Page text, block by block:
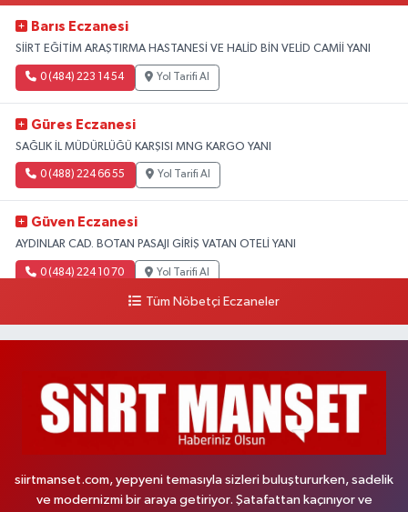
Barıs Eczanesi
SİİRT EĞİTİM ARAŞTIRMA HASTANESİ VE HALİD BİN VELİD CAMİİ YANI
0 (484) 223 14 54 Yol Tarifi Al
Güres Eczanesi
SAĞLIK İL MÜDÜRLÜĞÜ KARŞISI MNG KARGO YANI
0 (488) 224 66 55 Yol Tarifi Al
Güven Eczanesi
AYDINLAR CAD. BOTAN PASAJI GİRİŞ VATAN OTELİ YANI
0 (484) 224 10 70 Yol Tarifi Al
Tüm Nöbetçi Eczaneler
siirtmanset.com, yepyeni temasıyla sizleri buluştururken, sadelik
ve modernizmi bir araya getiriyor. Şatafattan kaçınıyor ve